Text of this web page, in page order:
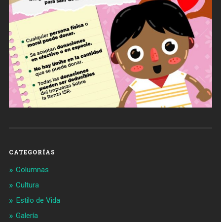
CATEGORÍAS
Columnas
Cultura
Estilo de Vida
Galería